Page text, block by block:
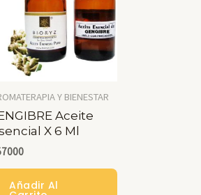
Y BIENESTAR
Aceite
X 6 Ml
Añadir Al